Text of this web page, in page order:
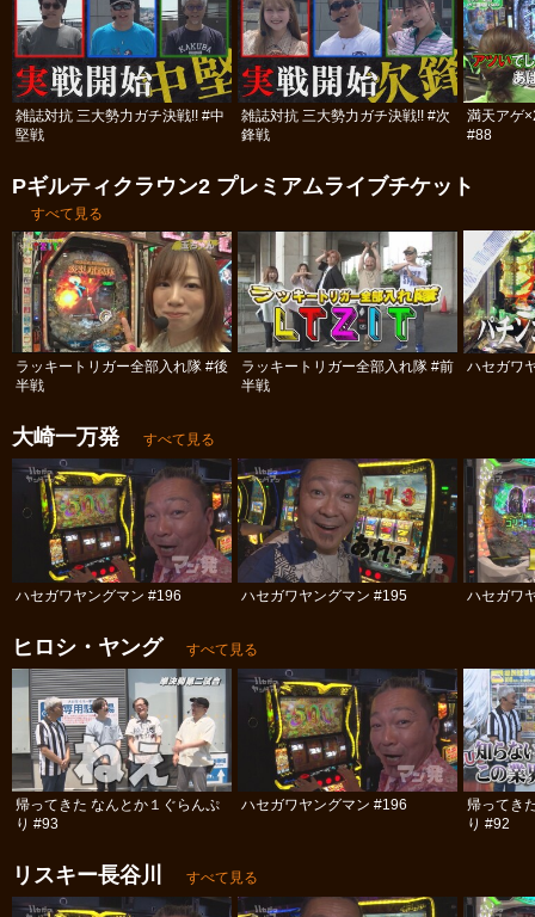
雑誌対抗 三大勢力ガチ決戦!! #中
堅戦
雑誌対抗 三大勢力ガチ決戦!! #次
鋒戦
満天アゲ
#88
Pギルティクラウン2 プレミアムライブチケット
すべて見る
ラッキートリガー全部入れ隊 #後
半戦
ラッキートリガー全部入れ隊 #前
半戦
ハセガワ
大崎一万発 すべて見る
ハセガワヤングマン #196 ハセガワヤングマン #195 ハセガワ
ヒロシ・ヤング すべて見る
帰ってきた なんとか１ぐらんぷ
り #93
ハセガワヤングマン #196
帰ってき
り #92
リスキー長谷川 すべて見る